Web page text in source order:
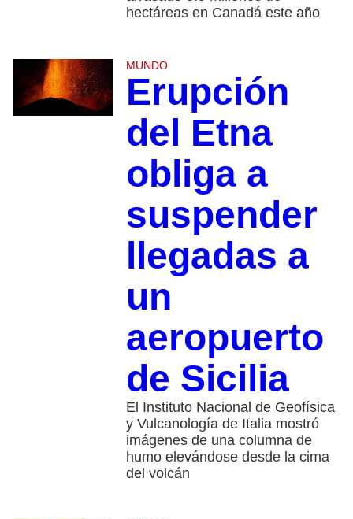
hectáreas en Canadá este año
MUNDO
Erupción
del Etna
obliga a
suspender
llegadas a
un
aeropuerto
de Sicilia
El Instituto Nacional de Geofísica
y Vulcanología de Italia mostró
imágenes de una columna de
humo elevándose desde la cima
del volcán